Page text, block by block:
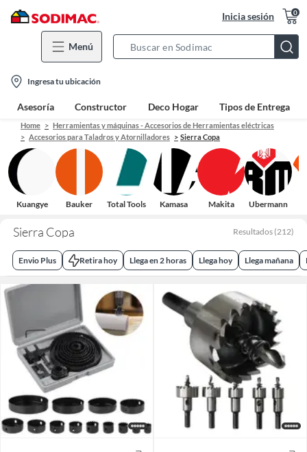
Inicia sesión 0
Menú
Bar
location-
icon
Ingresa tu ubicación
Asesoría Constructor Deco Hogar Tipos de Entrega
Home
Herramientas y máquinas - Accesorios de Herramientas eléctricas
Accesorios para Taladros y Atornilladores
Sierra Copa
Kuangye Bauker Total Tools Kamasa Makita Ubermann
Sierra Copa Resultados (212)
Envio Plus Retira hoy Llega en 2 horas Llega hoy Llega mañana